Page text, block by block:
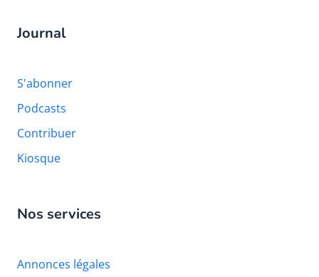
Journal
S'abonner
Podcasts
Contribuer
Kiosque
Nos services
Annonces légales